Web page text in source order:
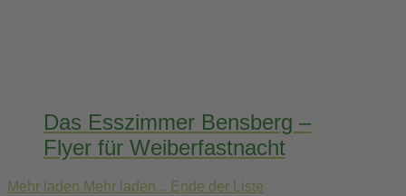
Das Esszimmer Bensberg –
Flyer für Weiberfastnacht
Mehr laden Mehr laden... Ende der Liste